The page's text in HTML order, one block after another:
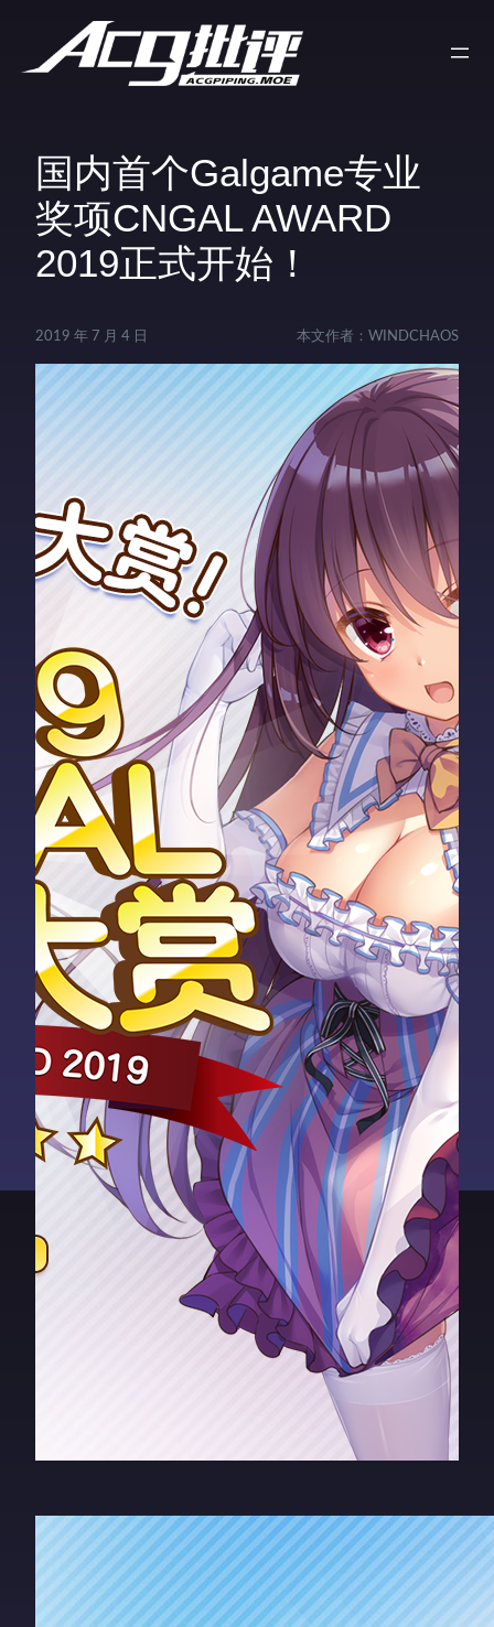
国内首个Galgame专业
奖项CNGAL AWARD
2019正式开始！
2019 年 7 月 4 日 本文作者： WINDCHAOS